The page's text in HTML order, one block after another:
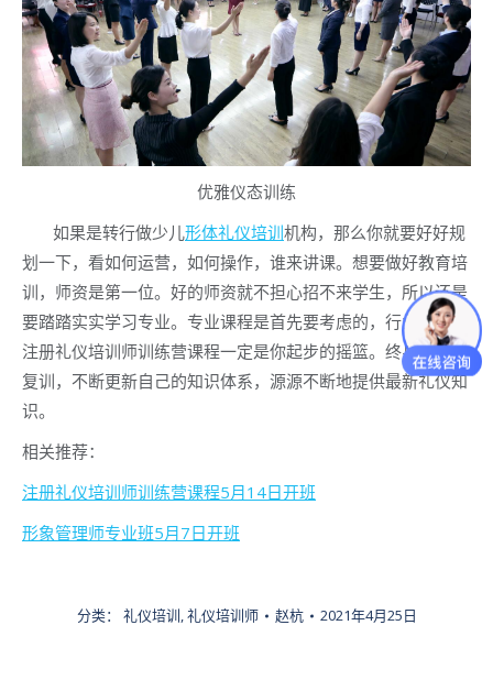
优雅仪态训练
如果是转行做少儿形体礼仪培训机构，那么你就要好好规
划一下，看如何运营，如何操作，谁来讲课。想要做好教育培
训，师资是第一位。好的师资就不担心招不来学生，所以还是
要踏踏实实学习专业。专业课程是首先要考虑的，行业师资班
注册礼仪培训师训练营课程一定是你起步的摇篮。终身免学费
复训，不断更新自己的知识体系，源源不断地提供最新礼仪知
识。
相关推荐：
注册礼仪培训师训练营课程5月14日开班
形象管理师专业班5月7日开班
分类： 礼仪培训,礼仪培训师 赵杭 2021年4月25日